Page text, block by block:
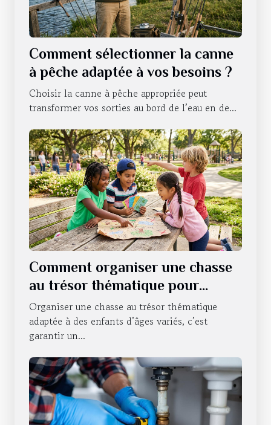
Comment sélectionner la canne
à pêche adaptée à vos besoins ?
Choisir la canne à pêche appropriée peut
transformer vos sorties au bord de l’eau en de...
Comment organiser une chasse
au trésor thématique pour
enfants de différents âges ?
Organiser une chasse au trésor thématique
adaptée à des enfants d’âges variés, c’est
garantir un...